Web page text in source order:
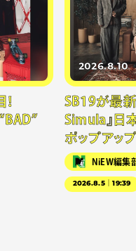
2026.8.10
SB19が最
Simula』日
ポップアッ
NiEW編集
2026.8.5｜19:39